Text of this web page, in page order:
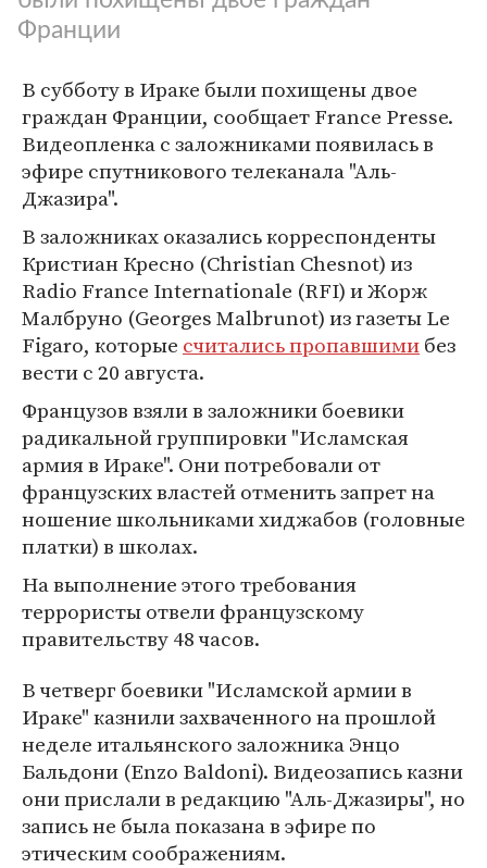
Франции
В субботу в Ираке были похищены двое
граждан Франции, сообщает France Presse.
Видеопленка с заложниками появилась в
эфире спутникового телеканала "Аль-
Джазира".
В заложниках оказались корреспонденты
Кристиан Кресно (Christian Chesnot) из
Radio France Internationale (RFI) и Жорж
Малбруно (Georges Malbrunot) из газеты Le
Figaro, которые считались пропавшимибез
вести с 20 августа.
Французов взяли в заложники боевики
радикальной группировки "Исламская
армия в Ираке". Они потребовали от
французских властей отменить запрет на
ношение школьниками хиджабов (головные
платки) в школах.
На выполнение этого требования
террористы отвели французскому
правительству 48 часов.
В четверг боевики "Исламской армии в
Ираке" казнили захваченного на прошлой
неделе итальянского заложника Энцо
Бальдони (Enzo Baldoni). Видеозапись казни
они прислали в редакцию "Аль-Джазиры", но
запись не была показана в эфире по
этическим соображениям.